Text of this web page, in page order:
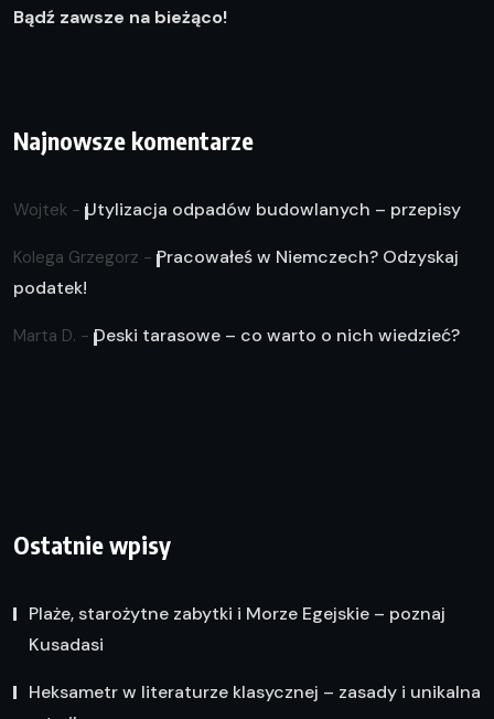
Bądź zawsze na bieżąco!
Najnowsze komentarze
Wojtek - Utylizacja odpadów budowlanych – przepisy
Kolega Grzegorz - Pracowałeś w Niemczech? Odzyskaj
podatek!
Marta D. - Deski tarasowe – co warto o nich wiedzieć?
Ostatnie wpisy
Plaże, starożytne zabytki i Morze Egejskie – poznaj
Kusadasi
Heksametr w literaturze klasycznej – zasady i unikalna